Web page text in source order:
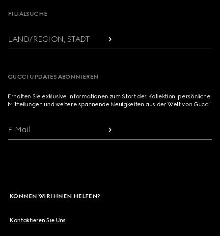
FILIALSUCHE
LAND/REGION, STADT
GUCCI UPDATES ABONNIEREN
Erhalten Sie exklusive Informationen zum Start der Kollektion, persönliche
Mitteilungen und weitere spannende Neuigkeiten aus der Welt von Gucci.
E-Mail
KÖNNEN WIR IHNEN HELFEN?
Kontaktieren Sie Uns